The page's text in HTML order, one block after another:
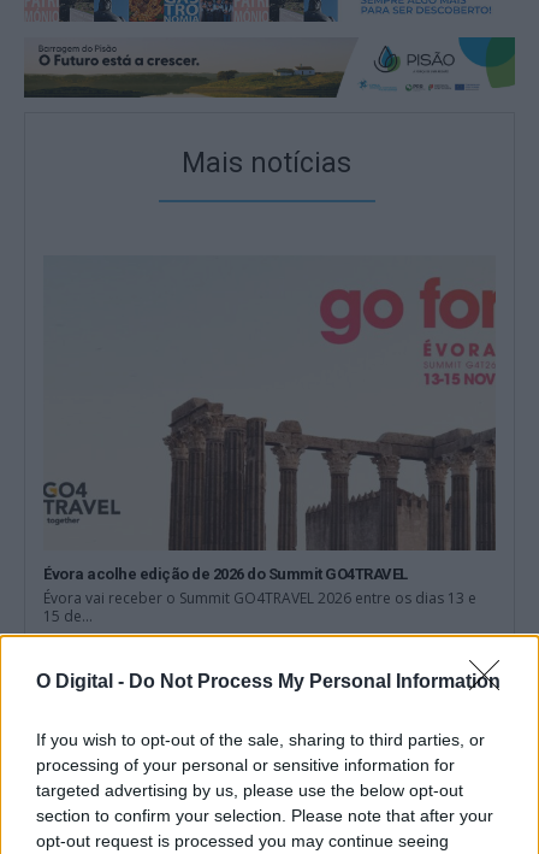
O Digital - Do Not Process My Personal Information
If you wish to opt-out of the sale, sharing to third parties, or
processing of your personal or sensitive information for
targeted advertising by us, please use the below opt-out
section to confirm your selection. Please note that after your
opt-out request is processed you may continue seeing
Mais notícias
Évora acolhe edição de 2026 do Summit GO4TRAVEL
Évora vai receber o Summit GO4TRAVEL 2026 entre os dias 13 e
15 de...
6 Agosto, 2026 - 15:28